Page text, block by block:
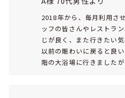
2018年から、毎月利用さ
ッフの皆さんやレストラ
じが良く、また行きたい
以前の賑わいに戻ると良
階の大浴場に行きましたが